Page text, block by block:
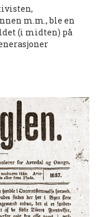
m.m., ble en
(i midten) på